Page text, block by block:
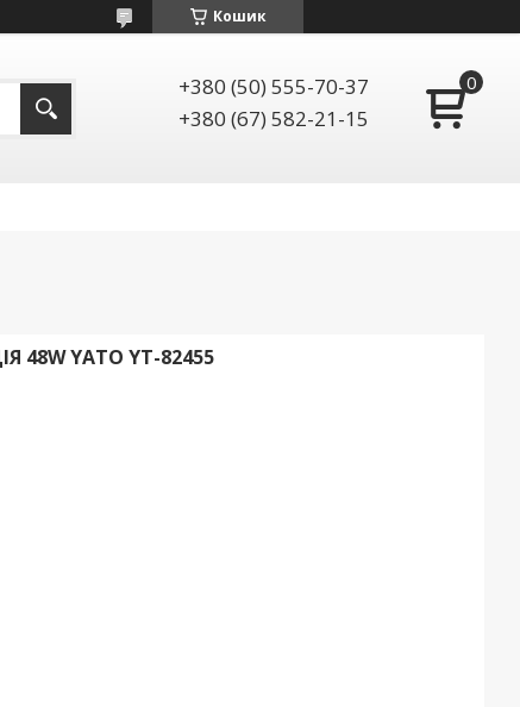
Кошик
+380 (50) 555-70-37
+380 (67) 582-21-15
YATO YT-82455